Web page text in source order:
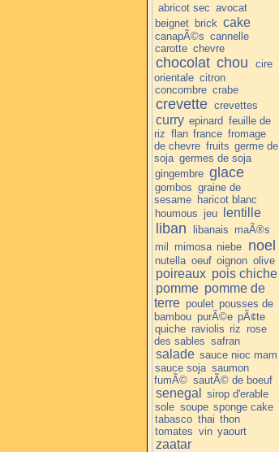
abricot sec avocat
beignet brick cake
canapÃ©s cannelle
carotte chevre
chocolat chou
cire
orientale citron
concombre crabe
crevette crevettes
curry epinard feuille de
riz flan france fromage
de chevre fruits germe de
soja germes de soja
gingembre glace
gombos graine de
sesame haricot blanc
houmous jeu lentille
liban libanais maÃ®s
mil mimosa niebe noel
nutella oeuf oignon olive
poireaux pois chiche
pomme pomme de
terre poulet pousses de
bambou purÃ©e pÃ¢te
quiche raviolis riz rose
des sables safran
salade sauce nioc mam
sauce soja saumon
fumÃ© sautÃ© de boeuf
senegal
sirop d'erable
sole soupe sponge cake
tabasco thai thon
tomates vin yaourt
zaatar